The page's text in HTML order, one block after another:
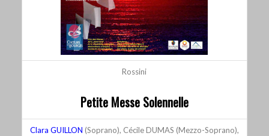
Rossini
Petite Messe Solennelle
Clara GUILLON (Soprano), Cécile DUMAS (Mezzo-Soprano),